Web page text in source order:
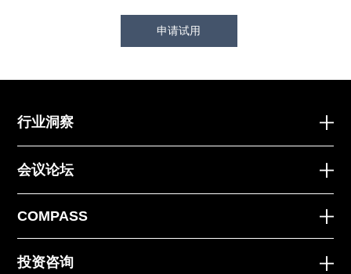
申请试用
行业洞察
会议论坛
COMPASS
投资咨询